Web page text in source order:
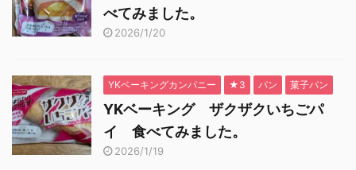
べてみました。
2026/1/20
YKベーキングカンパニー ★3 パン 菓子パン
YKベーキング ザクザクいちごパ
イ 食べてみました。
2026/1/19